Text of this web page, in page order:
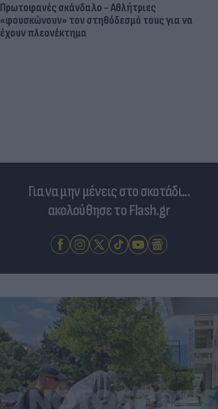
Πρωτοφανές σκάνδαλο - Aθλήτριες
«φουσκώνουν» τον στηθόδεσμό τους για να
έχουν πλεονέκτημα
Για να μην μένεις στο σκοτάδι...
ακολούθησε το Flash.gr